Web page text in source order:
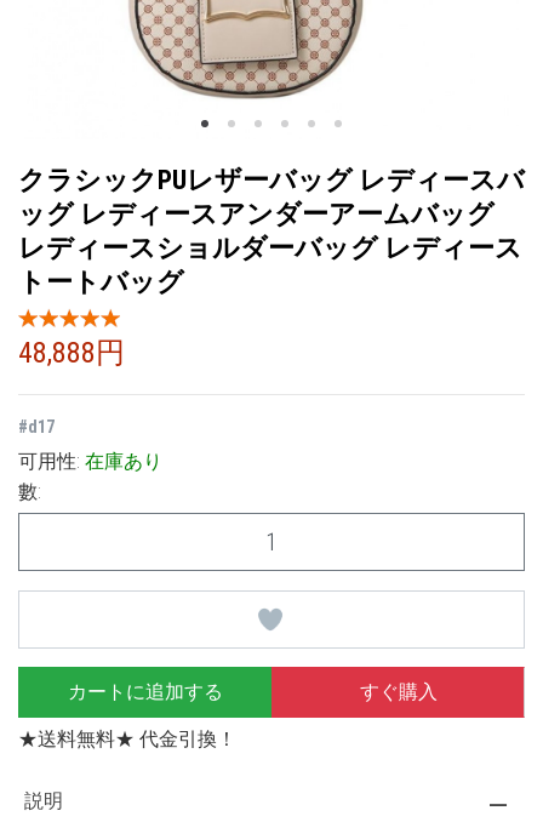
クラシックPUレザーバッグ レディースバ
ッグ レディースアンダーアームバッグ
レディースショルダーバッグ レディース
トートバッグ
48,888円
#d17
可用性: 在庫あり
數:
カートに追加する すぐ購入
★送料無料★ 代金引換！
説明